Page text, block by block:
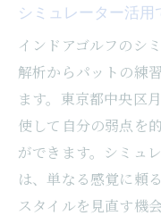
シミュレーター活
インドアゴルフのシ
解析からパットの練
ます。東京都中央区
使して自分の弱点を
ができます。シミュ
は、単なる感覚に頼
スタイルを見直す機